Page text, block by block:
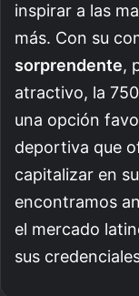
inspirar a las
más. Con su
sorprendente,
atractivo, la
una opción
deportiva que
capitalizar en
encontramos
el mercado
sus